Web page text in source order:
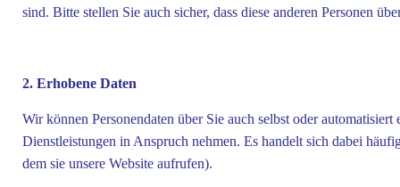
sind. Bitte stellen Sie auch sicher, dass diese anderen Personen
2. Erhobene Daten
Wir können Personendaten über Sie auch selbst oder
Dienstleistungen in Anspruch nehmen. Es handelt sich dabei
dem sie unsere Website aufrufen).